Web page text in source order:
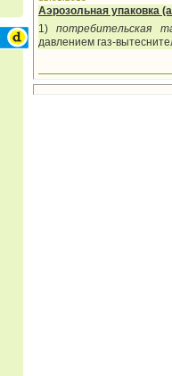
Аэрозольная упаковка
1)потребительская
давлением газ-